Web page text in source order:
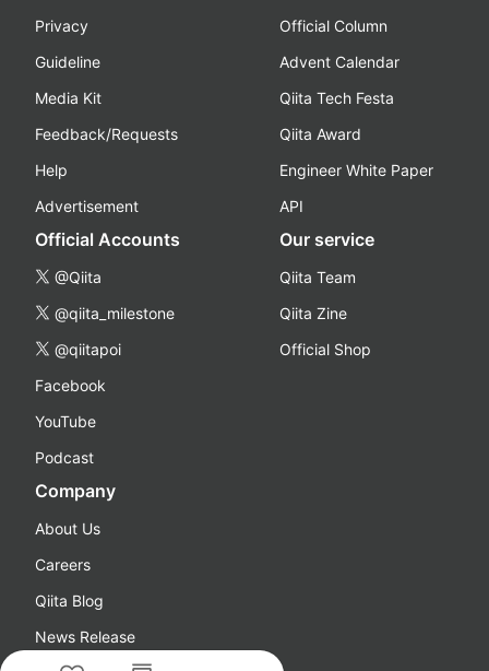
Privacy
Guideline
Media Kit
Feedback/Requests
Help
Advertisement
Official Column
Advent Calendar
Qiita Tech Festa
Qiita Award
Engineer White Paper
API
Official Accounts
@Qiita
@qiita_milestone
@qiitapoi
Facebook
YouTube
Podcast
Our service
Qiita Team
Qiita Zine
Official Shop
Company
About Us
Careers
Qiita Blog
News Release